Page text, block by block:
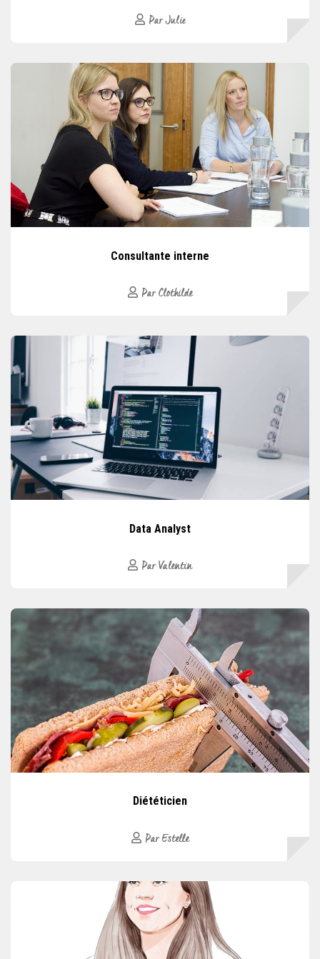
Par Julie
Consultante interne
Par Clothilde
Data Analyst
Par Valentin
Diététicien
Par Estelle